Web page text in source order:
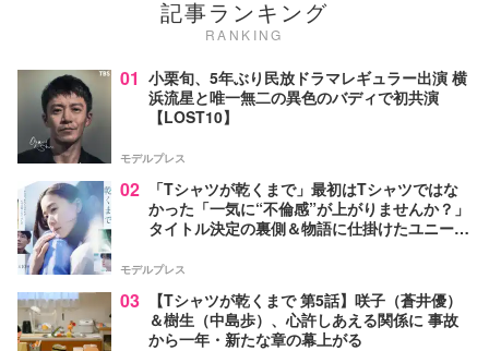
記事ランキング
RANKING
01 小栗旬、5年ぶり民放ドラマレギュラー出演 横
浜流星と唯一無二の異色のバディで初共演
【LOST10】
モデルプレス
02
「Tシャツが乾くまで」最初はTシャツではな
かった「一気に“不倫感”が上がりませんか？」
タイトル決定の裏側＆物語に仕掛けたユニーク
モデルプレス
03
【Tシャツが乾くまで 第5話】咲子（蒼井優）
＆樹生（中島歩）、心許しあえる関係に 事故
から一年・新たな章の幕上がる